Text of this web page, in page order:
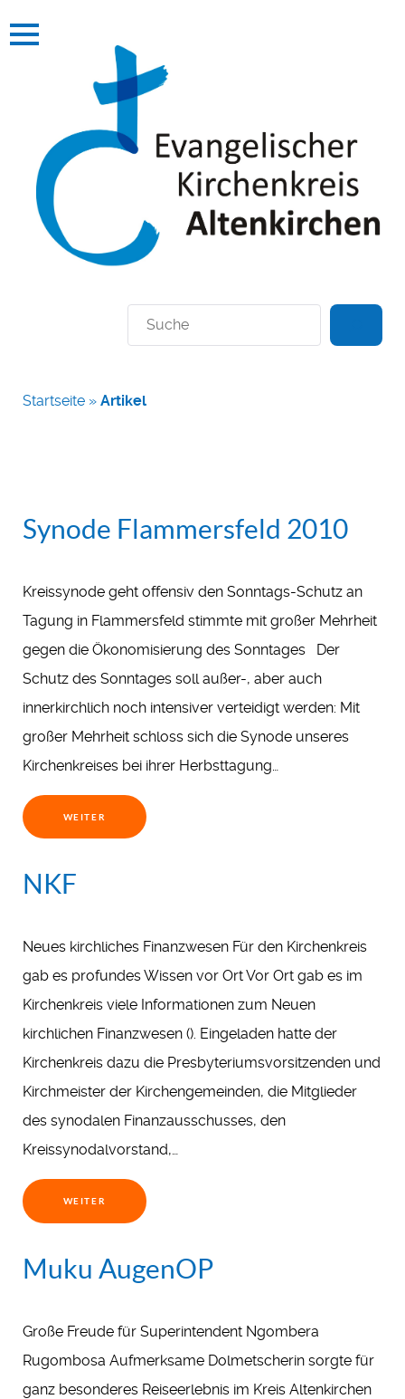
Suchen
Startseite » Artikel
Synode Flammersfeld 2010
Kreissynode geht offensiv den Sonntags-Schutz an
Tagung in Flammersfeld stimmte mit großer Mehrheit
gegen die Ökonomisierung des Sonntages Der
Schutz des Sonntages soll außer-, aber auch
innerkirchlich noch intensiver verteidigt werden: Mit
großer Mehrheit schloss sich die Synode unseres
Kirchenkreises bei ihrer Herbsttagung…
WEITER
NKF
Neues kirchliches Finanzwesen Für den Kirchenkreis
gab es profundes Wissen vor Ort Vor Ort gab es im
Kirchenkreis viele Informationen zum Neuen
kirchlichen Finanzwesen (). Eingeladen hatte der
Kirchenkreis dazu die Presbyteriumsvorsitzenden und
Kirchmeister der Kirchengemeinden, die Mitglieder
des synodalen Finanzausschusses, den
Kreissynodalvorstand,…
WEITER
Muku AugenOP
Große Freude für Superintendent Ngombera
Rugombosa Aufmerksame Dolmetscherin sorgte für
ganz besonderes Reiseerlebnis im Kreis Altenkirchen